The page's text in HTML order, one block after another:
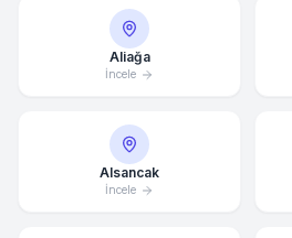
Aliağa
İncele
Alsancak
İncele